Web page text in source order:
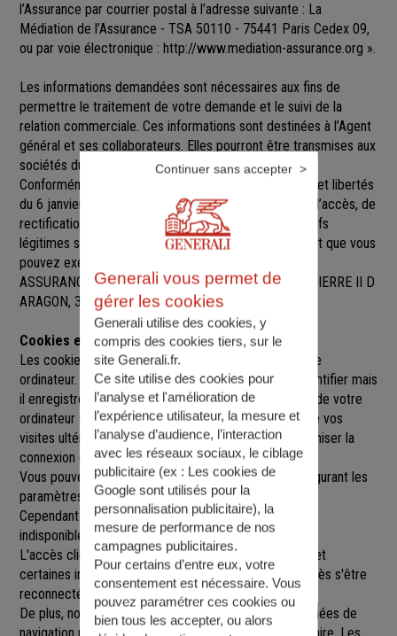
l’Assurance par courrier postal à l’adresse suivante : La
Médiation de l’Assurance - TSA 50110 - 75441 Paris Cedex 09,
ou par voie électronique : http://www.mediation-assurance.org ».
Les informations demandées sont nécessaires aux fins de
permettre le traitement de votre demande et le suivi de la
relation commerciale. Ces informations sont destinées à l’Agent
général et ses collaborateurs. Elles pourront être transmises aux
sociétés du groupe GENERALI.
Conformément aux dispositions de la loi Informatique et libertés
du 6 janvier 1978 modifiée, vous disposez d’un droit d’accès, de
rectification, de suppression et d’opposition pour motifs
légitimes sur l’ensemble des données vous concernant que vous
pouvez exercer sur simple demande auprès de SARL
ASSURANCES DU SUD TOULOUSAIN, à15 AVENUE PIERRE II D
ARAGON, 31600 MURET,muret@agence.generali.fr.
Cookies et sessions
Les cookies sont de petits fichiers implantés sur votre
ordinateur. Un cookie ne nous permet pas de vous identifier mais
il enregistre des informations relatives à la navigation de votre
ordinateur sur notre site que nous pourrons lire lors de vos
visites ultérieures afin de faciliter la navigation, d'optimiser la
connexion et de personnaliser l'utilisation du site.
Vous pouvez refuser l'utilisation des cookies en configurant les
paramètres de votre navigateur Internet.
Cependant le fait de refuser les cookies peut rendre
indisponibles toutes ou certaines parties du site.
L'accès client est construit avec un délai de session, et
certaines informations ne seront remises à jour qu'après s'être
reconnecté sur le site.
De plus, nous pouvons être amenés à utiliser vos données de
Generali vous permet de
gérer les cookies
Generali utilise des cookies, y
compris des cookies tiers, sur le
site Generali.fr.
Ce site utilise des cookies pour
l’analyse et l'amélioration de
l’expérience utilisateur, la mesure et
l’analyse d’audience, l’interaction
avec les réseaux sociaux, le ciblage
publicitaire (ex : Les cookies de
Google sont utilisés pour la
personnalisation publicitaire), la
mesure de performance de nos
campagnes publicitaires.
Pour certains d’entre eux, votre
consentement est nécessaire. Vous
pouvez paramétrer ces cookies ou
bien tous les accepter, ou alors
Continuer sans accepter